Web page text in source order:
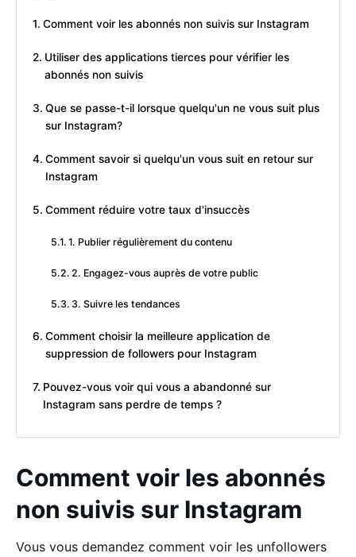
Comment voir les abonnés non suivis sur Instagram
Utiliser des applications tierces pour vérifier les
abonnés non suivis
Que se passe-t-il lorsque quelqu'un ne vous suit plus
sur Instagram?
Comment savoir si quelqu'un vous suit en retour sur
Instagram
Comment réduire votre taux d'insuccès
1. Publier régulièrement du contenu
2. Engagez-vous auprès de votre public
3. Suivre les tendances
Comment choisir la meilleure application de
suppression de followers pour Instagram
Pouvez-vous voir qui vous a abandonné sur
Instagram sans perdre de temps ?
Comment voir les abonnés
non suivis sur Instagram
Vous vous demandez comment voir les unfollowers